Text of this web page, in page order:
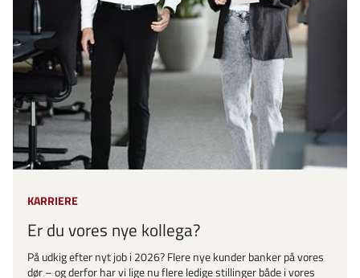
KARRIERE
Er du vores nye kollega?
På udkig efter nyt job i 2026? Flere nye kunder banker på vores
dør – og derfor har vi lige nu flere ledige stillinger både i vores